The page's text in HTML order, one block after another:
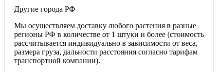
Другие города РФ
Мы осуществляем доставку любого растения в разные
регионы РФ в количестве от 1 штуки и более (стоимость
рассчитывается индивидуально в зависимости от веса,
размера груза, дальности расстояния согласно тарифам
транспортной компании).